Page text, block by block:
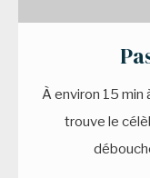
À environ 15 min
trouve le